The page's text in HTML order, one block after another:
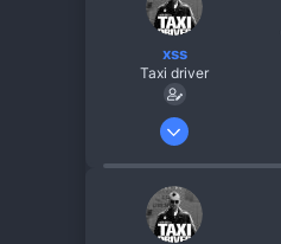
xss
Taxi driver
26 Жов 2013